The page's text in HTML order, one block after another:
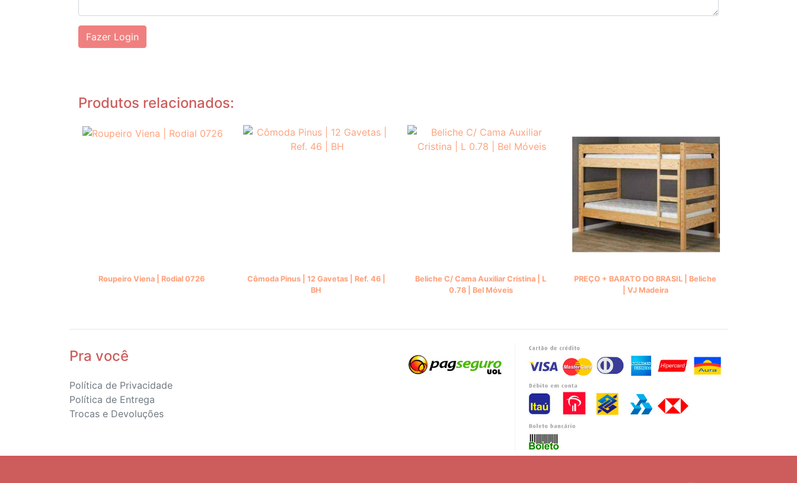
Fazer Login
Produtos relacionados:
Roupeiro Viena | Rodial 0726
Cômoda Pinus | 12 Gavetas | Ref. 46 |
BH
Beliche C/ Cama Auxiliar Cristina | L
0.78 | Bel Móveis
PREÇO + BARATO DO BRASIL | Beliche
| VJ Madeira
Pra você
Política de Privacidade
Política de Entrega
Trocas e Devoluções